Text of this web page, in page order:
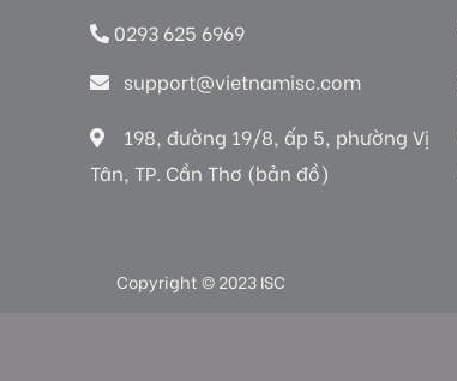
0293 625 6969
support@vietnamisc.com
198, đường 19/8, ấp 5, phường Vị
Tân, TP. Cần Thơ (bản đồ)
Copyright © 2023 ISC